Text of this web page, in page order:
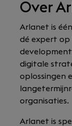
Over
Arlanet is
dé expert op
digitale
oplossingen
organisaties.
Arlanet is